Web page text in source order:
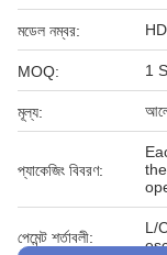
মডেল নম্বর:
MOQ: 1
মূল্য:
প্যাকেজিং বিবরণ:
পেমেন্ট শর্তাবলী:
L/